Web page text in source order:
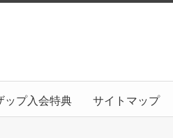
ップ入会特典 サイトマップ